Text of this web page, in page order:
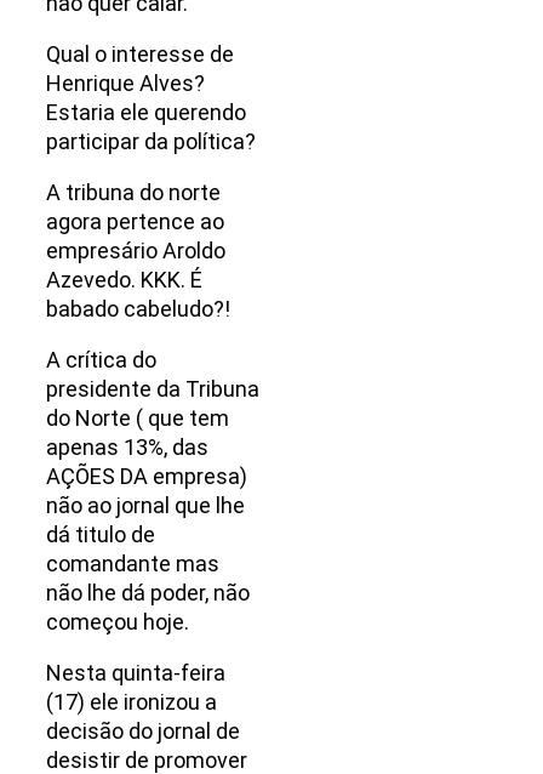
Qual o interesse de
Henrique Alves?
Estaria ele querendo
participar da política?
A tribuna do norte
agora pertence ao
empresário Aroldo
Azevedo. KKK. É
babado cabeludo?!
A crítica do
presidente da Tribuna
do Norte ( que tem
apenas 13%, das
AÇÕES DA empresa)
não ao jornal que lhe
dá titulo de
comandante mas
não lhe dá poder, não
começou hoje.
Nesta quinta-feira
(17) ele ironizou a
decisão do jornal de
desistir de promover